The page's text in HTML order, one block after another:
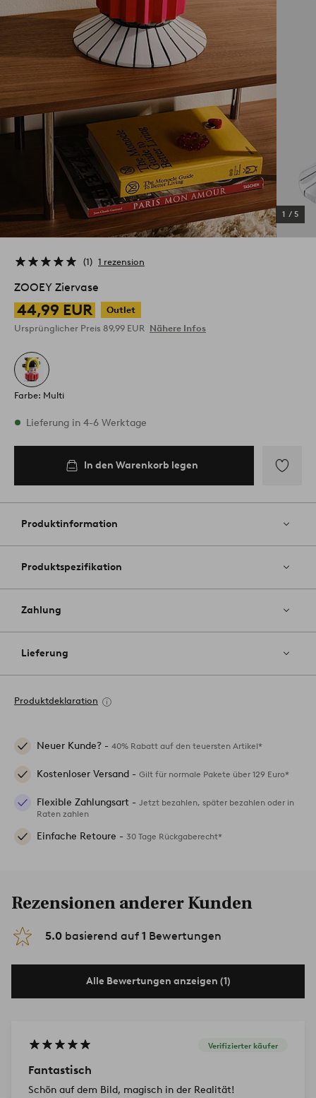
1 / 5
1 1 rezension
ZOOEY Ziervase
44,99 EUR
Outlet
Ursprünglicher Preis 89,99 EUR Nähere Infos
Farbe: Multi
Vorrätig
Lieferung in 4-6 Werktage
In den Warenkorb legen
Favoriten
Produktinformation
Produktspezifikation
Zahlung
Lieferung
Produktdeklaration
Neuer Kunde? - 40% Rabatt auf den teuersten Artikel*
Kostenloser Versand - Gilt für normale Pakete über 129 Euro*
Flexible Zahlungsart - Jetzt bezahlen, später bezahlen oder in
Raten zahlen
Einfache Retoure - 30 Tage Rückgaberecht*
Rezensionen anderer Kunden
5.0 basierend auf 1 Bewertungen
Alle Bewertungen anzeigen (1)
Verifizierter käufer
Fantastisch
Schön auf dem Bild, magisch in der Realität!